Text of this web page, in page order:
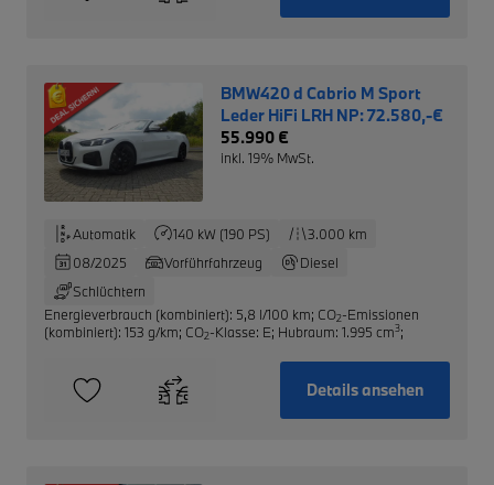
BMW420 d Cabrio M Sport
Leder HiFi LRH NP: 72.580,-€
55.990 €
inkl. 19% MwSt.
Automatik 140 kW (190 PS)
3.000 km
08/2025
Vorführfahrzeug
Diesel
Schlüchtern
Energieverbrauch (kombiniert): 5,8 l/100 km; CO2-Emissionen
(kombiniert): 153 g/km; CO2-Klasse: E; Hubraum: 1.995 cm3;
Details ansehen